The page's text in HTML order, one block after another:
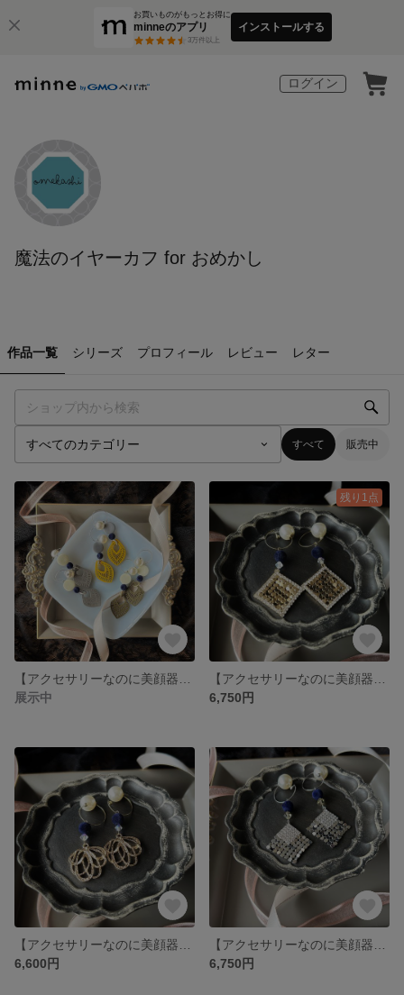
お買いものがもっとお得に
minneのアプリ
3万件以上
インストールする
ログイン
魔法のイヤーカフ for おめかし
作品一覧 シリーズ プロフィール レビュー レター
すべて 販売中
展示中
残り1点
6,750円
6,600円
6,750円